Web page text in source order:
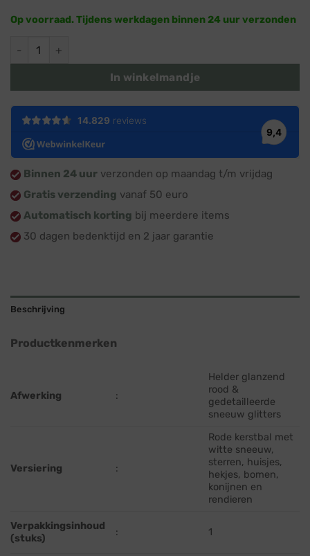
Op voorraad. Tijdens werkdagen binnen 24 uur verzonden
In winkelmandje
Binnen 24 uur verzonden op maandag t/m vrijdag
Gratis verzending vanaf 50 euro
Automatisch korting bij meerdere items
30 dagen bedenktijd en 2 jaar garantie
Beschrijving
Productkenmerken
Afwerking :
Helder glanzend
rood &
gedetailleerde
sneeuw glitters
Versiering :
Rode kerstbal met
witte sneeuw,
sterren, huisjes,
hekjes, bomen,
konijnen en
rendieren
Verpakkingsinhoud
(stuks)
: 1